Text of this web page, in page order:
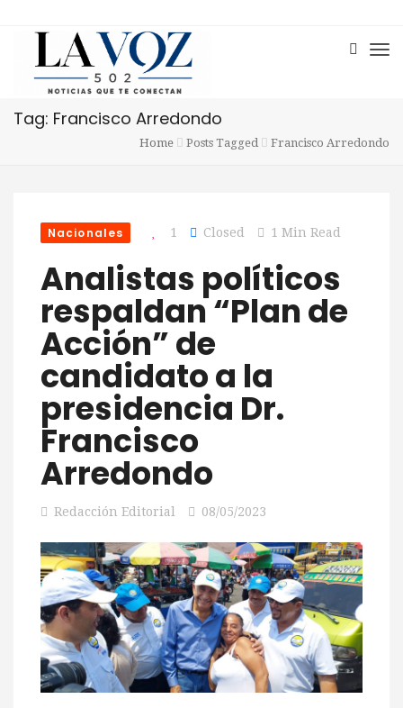
Tag: Francisco Arredondo
Home Posts Tagged Francisco Arredondo
Nacionales 1 Closed 1 Min Read
Analistas políticos
respaldan “Plan de
Acción” de
candidato a la
presidencia Dr.
Francisco
Arredondo
Redacción Editorial 08/05/2023